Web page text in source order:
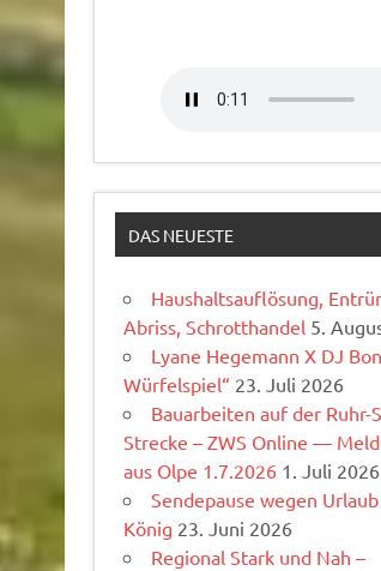
DAS NEUESTE
Haushaltsauflösung,
Abriss, Schrotthandel 5.
Lyane Hegemann X DJ
Würfelspiel“ 23. Juli 2026
Bauarbeiten auf der Ruhr-
Strecke – ZWS Online —
aus Olpe 1.7.2026 1. Juli 2026
Sendepause wegen
König 23. Juni 2026
Regional Stark und Nah –